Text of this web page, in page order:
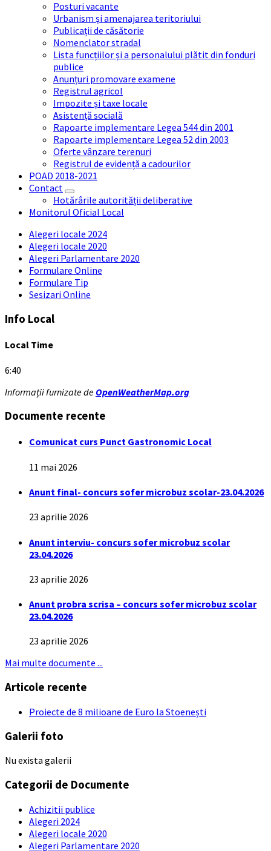
Posturi vacante
Urbanism și amenajarea teritoriului
Publicații de căsătorie
Nomenclator stradal
Lista funcțiilor și a personalului plătit din fonduri
publice
Anunțuri promovare examene
Registrul agricol
Impozite și taxe locale
Asistență socială
Rapoarte implementare Legea 544 din 2001
Rapoarte implementare Legea 52 din 2003
Oferte vânzare terenuri
Registrul de evidență a cadourilor
POAD 2018-2021
Contact
Hotărârile autorității deliberative
Monitorul Oficial Local
Alegeri locale 2024
Alegeri locale 2020
Alegeri Parlamentare 2020
Formulare Online
Formulare Tip
Sesizari Online
Info Local
Local Time
6:40
Informații furnizate de OpenWeatherMap.org
Documente recente
Comunicat curs Punct Gastronomic Local
11 mai 2026
Anunt final- concurs sofer microbuz scolar-23.04.2026
23 aprilie 2026
Anunt interviu- concurs sofer microbuz scolar
23.04.2026
23 aprilie 2026
Anunt probra scrisa – concurs sofer microbuz scolar
23.04.2026
23 aprilie 2026
Mai multe documente ...
Articole recente
Proiecte de 8 milioane de Euro la Stoenești
Galerii foto
Nu exista galerii
Categorii de Documente
Achizitii publice
Alegeri 2024
Alegeri locale 2020
Alegeri Parlamentare 2020